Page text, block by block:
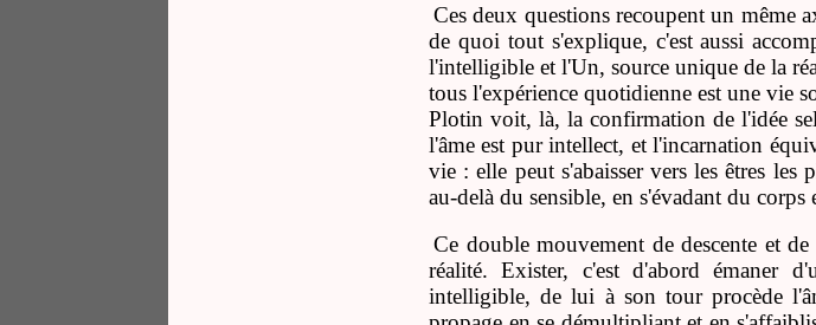
Ces deux questions recoupent un même
de quoi tout s'explique, c'est aussi
l'intelligible et l'Un, source unique de la
tous l'expérience quotidienne est une vie
Plotin voit, là, la confirmation de l'idée
l'âme est pur intellect, et l'incarnation
vie : elle peut s'abaisser vers les êtres
au-delà du sensible, en s'évadant du corps
Ce double mouvement de descente et
réalité. Exister, c'est d'abord émaner
intelligible, de lui à son tour procède